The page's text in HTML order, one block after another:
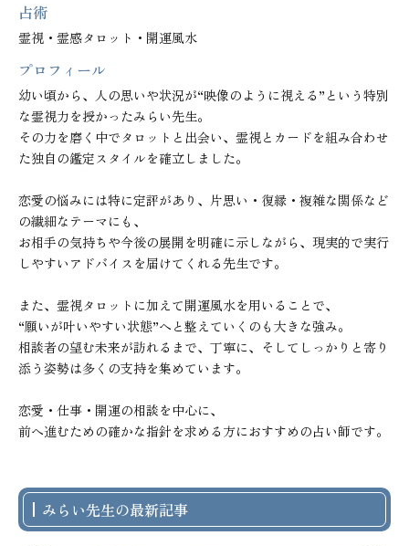
占術
霊視・霊感タロット・開運風水
プロフィール
幼い頃から、人の思いや状況が“映像のように視える”という特別
な霊視力を授かったみらい先生。
その力を磨く中でタロットと出会い、霊視とカードを組み合わせ
た独自の鑑定スタイルを確立しました。
恋愛の悩みには特に定評があり、片思い・復縁・複雑な関係など
の繊細なテーマにも、
お相手の気持ちや今後の展開を明確に示しながら、現実的で実行
しやすいアドバイスを届けてくれる先生です。
また、霊視タロットに加えて開運風水を用いることで、
“願いが叶いやすい状態”へと整えていくのも大きな強み。
相談者の望む未来が訪れるまで、丁寧に、そしてしっかりと寄り
添う姿勢は多くの支持を集めています。
恋愛・仕事・開運の相談を中心に、
前へ進むための確かな指針を求める方におすすめの占い師です。
みらい先生の最新記事